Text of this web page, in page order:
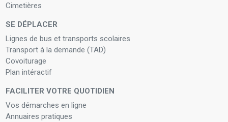
Cimetières
SE DÉPLACER
Lignes de bus et transports scolaires
Transport à la demande (TAD)
Covoiturage
Plan intéractif
FACILITER VOTRE QUOTIDIEN
Vos démarches en ligne
Annuaires pratiques